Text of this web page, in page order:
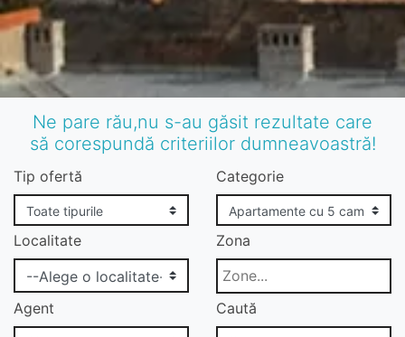
Ne pare rău,nu s-au găsit rezultate care
să corespundă criteriilor dumneavoastră!
Tip ofertă Categorie
Localitate Zona
Agent Caută